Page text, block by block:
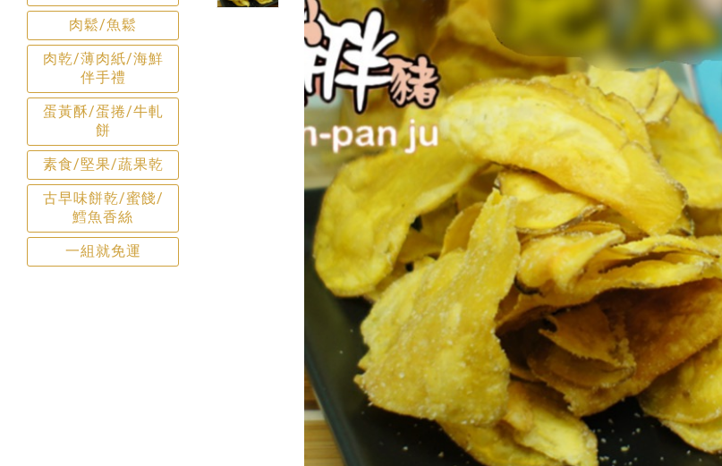
肉鬆/魚鬆
肉乾/薄肉紙/海鮮
伴手禮
蛋黃酥/蛋捲/牛軋
餅
素食/堅果/蔬果乾
古早味餅乾/蜜餞/
鱈魚香絲
一組就免運